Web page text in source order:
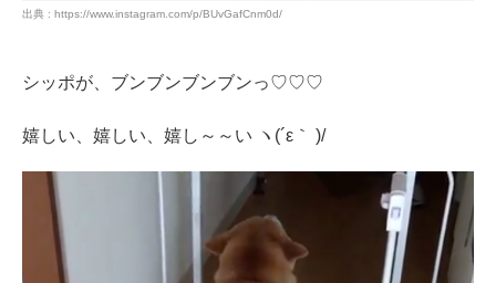
出典 : https://www.instagram.com/p/BUvGafCnm0d/
シッポが、ブンブンブンブンっ♡♡♡
嬉しい、嬉しい、嬉し～～い ヽ(´ε｀ )/